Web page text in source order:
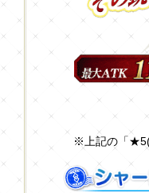
※上記の「